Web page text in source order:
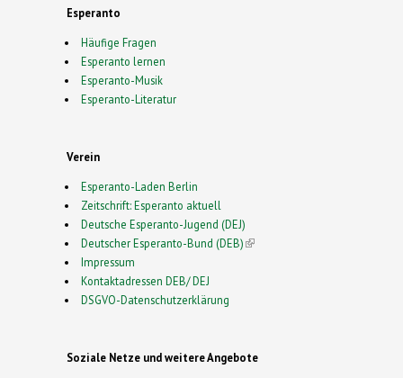
Esperanto
Häufige Fragen
Esperanto lernen
Esperanto-Musik
Esperanto-Literatur
Verein
Esperanto-Laden Berlin
Zeitschrift: Esperanto aktuell
Deutsche Esperanto-Jugend (DEJ)
Deutscher Esperanto-Bund (DEB)(link is external)
Impressum
Kontaktadressen DEB/ DEJ
DSGVO-Datenschutzerklärung
Soziale Netze und weitere Angebote